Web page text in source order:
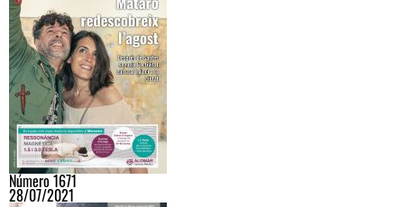
Número 1671
28/07/2021